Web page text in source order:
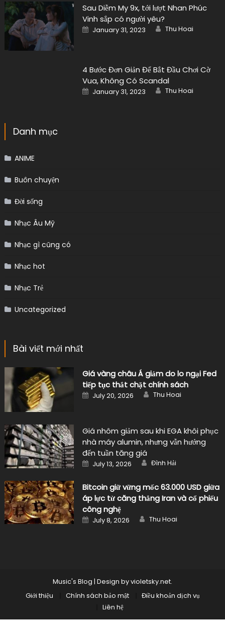
Sau Diễm My 9x, tới lượt Nhan Phúc
Vinh sắp có người yêu?
Posted
on
January 31, 2023 Author
Thu Hoai
4 Bước Đơn Giản Để Bắt Đầu Chơi Cờ
Vua, Không Có Scandal
Posted
on
January 31, 2023 Author
Thu Hoai
Danh mục
ANIME
Buôn chuyện
Đời sống
Nhạc Âu Mỹ
Nhạc gì cũng có
Nhạc hot
Nhạc Trẻ
Uncategorized
Bài viết mới nhất
Giá vàng châu Á giảm do lo ngại Fed
tiếp tục thắt chặt chính sách
Posted
on
July 20, 2026 Author
Thu Hoai
Giá nhôm giảm sau khi EGA khôi phục
nhà máy alumin, nhưng vẫn hướng
đến tuần tăng giá
Posted
on
July 13, 2026 Author
Đình Hải
Bitcoin giữ vững mốc 63.000 USD giữa
áp lực từ căng thẳng Iran và cổ phiếu
công nghệ
Posted
on
July 8, 2026 Author
Thu Hoai
Music's Blog | Design byvioletsky.net.
Giới thiệu
Chính sách bảo mật
Điều khoản dịch vụ
Liên hệ